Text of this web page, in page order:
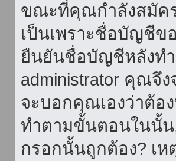
ขณะที่คุณกำลังสมัค
เป็นเพราะชื่อบัญชีข
ยืนยันชื่อบัญชีหลังท
administrator คุณจึ
จะบอกคุณเองว่าต้อ
ทำตามขั้นตอนในนั้
กรอกนั้นถูกต้อง? เ